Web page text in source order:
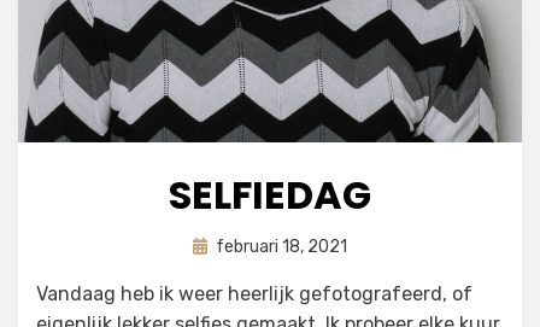
SELFIEDAG
doorastrid
Geplaatst
februari 18, 2021
Vandaag heb ik weer heerlijk gefotografeerd, of